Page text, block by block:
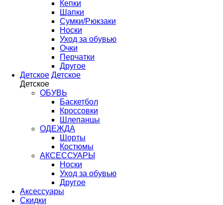
Кепки
Шапки
Сумки/Рюкзаки
Носки
Уход за обувью
Очки
Перчатки
Другое
Детское Детское
Детское
ОБУВЬ
Баскетбол
Кроссовки
Шлепанцы
ОДЕЖДА
Шорты
Костюмы
АКСЕССУАРЫ
Носки
Уход за обувью
Другое
Аксессуары
Скидки